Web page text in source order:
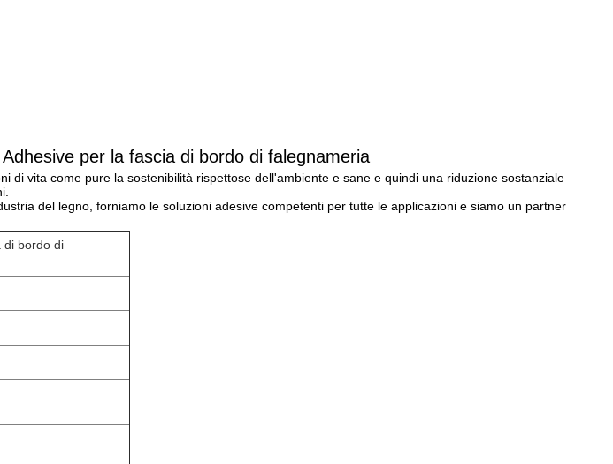
per la fascia di bordo di falegnameria
vita come pure la sostenibilità rispettose dell'ambiente e sane e quindi una riduzione sostanziale
del legno, forniamo le soluzioni adesive competenti per tutte le applicazioni e siamo un partner
di bordo di